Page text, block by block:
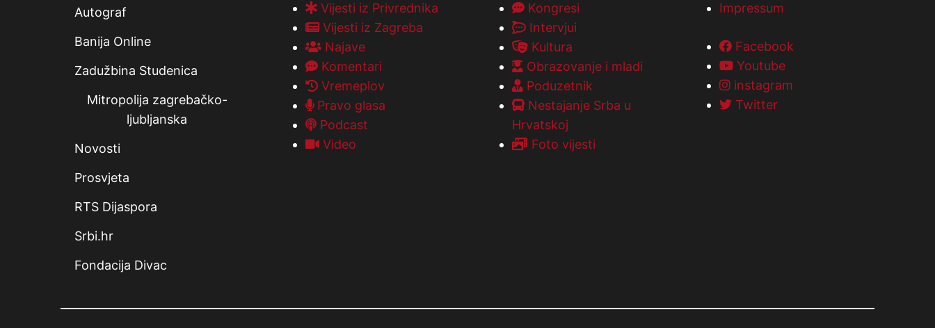
Autograf
Banija Online
Zadužbina Studenica
Mitropolija zagrebačko-
ljubljanska
Novosti
Prosvjeta
RTS Dijaspora
Srbi.hr
Fondacija Divac
Vijesti iz Privrednika
Vijesti iz Zagreba
Najave
Komentari
Vremeplov
Pravo glasa
Podcast
Video
Kongresi
Intervjui
Kultura
Obrazovanje i mladi
Poduzetnik
Nestajanje Srba u
Hrvatskoj
Foto vijesti
Impressum
Facebook
Youtube
instagram
Twitter